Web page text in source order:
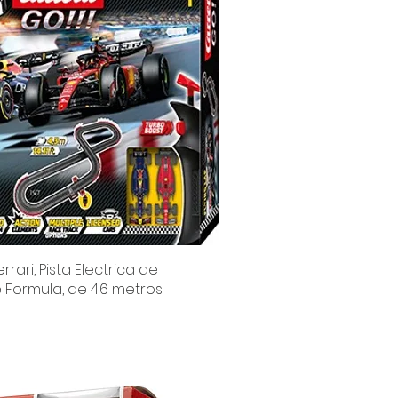
Vista rápida
Pista Electrica de
de 4.6 metros